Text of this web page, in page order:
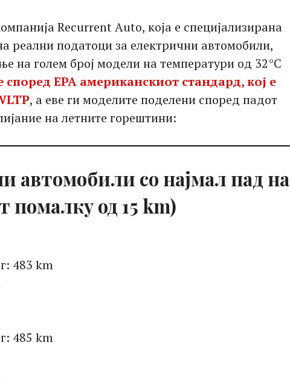
Recurrent Auto, која е специјализирана
реални податоци за електрични автомобили,
на голем број модели на температури од 32°C
според EPA американскиот стандард, кој е
, а еве ги моделите поделени според падот
на летните горештини:
автомобили со најмал пад на
помалку од 15 km)
483 km
485 km